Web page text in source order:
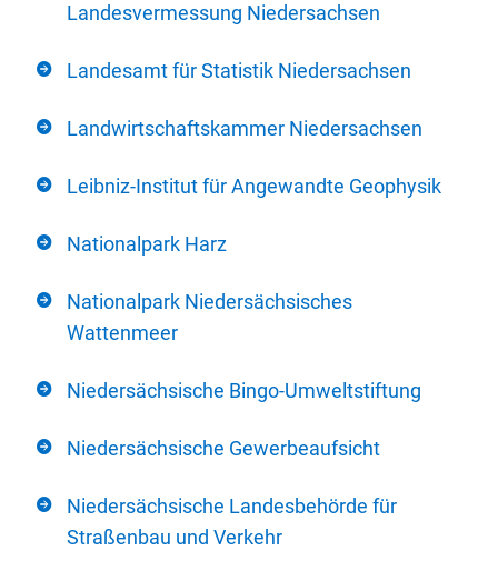
Landesvermessung Niedersachsen
Landesamt für Statistik Niedersachsen
Landwirtschaftskammer Niedersachsen
Leibniz-Institut für Angewandte Geophysik
Nationalpark Harz
Nationalpark Niedersächsisches
Wattenmeer
Niedersächsische Bingo-Umweltstiftung
Niedersächsische Gewerbeaufsicht
Niedersächsische Landesbehörde für
Straßenbau und Verkehr